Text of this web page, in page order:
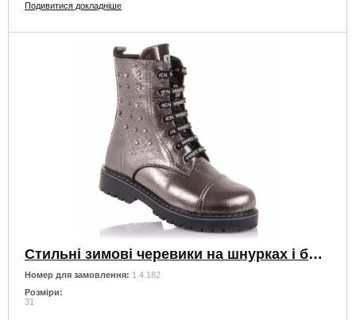
Подивитися докладніше
Стильні зимові черевики на шнурках і блискавки
Номер для замовлення: 1.4.182
Розміри:
31